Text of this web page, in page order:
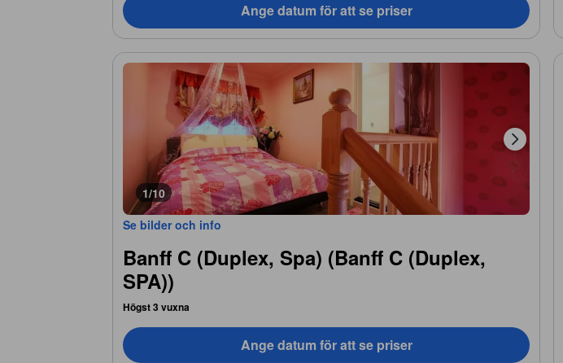
Ange datum för att se priser
1/10
Se bilder och info
Banff C (Duplex, Spa) (Banff C (Duplex,
SPA))
Högst 3 vuxna
Ange datum för att se priser